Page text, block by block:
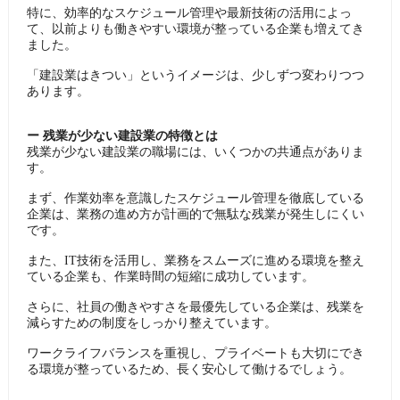
特に、効率的なスケジュール管理や最新技術の活用によっ
て、以前よりも働きやすい環境が整っている企業も増えてき
ました。
「建設業はきつい」というイメージは、少しずつ変わりつつ
あります。
ー 残業が少ない建設業の特徴とは
残業が少ない建設業の職場には、いくつかの共通点がありま
す。
まず、作業効率を意識したスケジュール管理を徹底している
企業は、業務の進め方が計画的で無駄な残業が発生しにくい
です。
また、IT技術を活用し、業務をスムーズに進める環境を整え
ている企業も、作業時間の短縮に成功しています。
さらに、社員の働きやすさを最優先している企業は、残業を
減らすための制度をしっかり整えています。
ワークライフバランスを重視し、プライベートも大切にでき
る環境が整っているため、長く安心して働けるでしょう。